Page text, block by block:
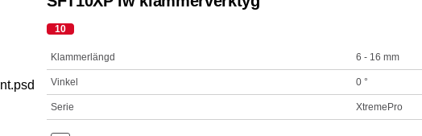
10
Klammerlängd 6 - 16 mm
Vinkel 0 °
Serie XtremePro